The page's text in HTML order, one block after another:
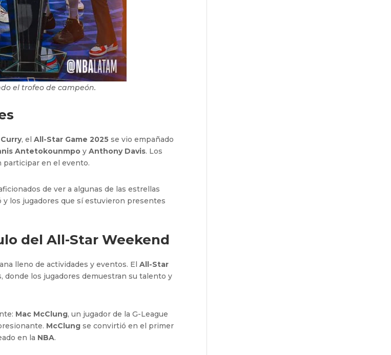
el trofeo de campeón.
Curry, elAll-Star Game 2025 se vio empañado
Antetokounmpo yAnthony Davis. Los
participar en el evento.
de ver a algunas de las estrellas
los jugadores que sí estuvieron presentes
del All-Star Weekend
lleno de actividades y eventos. ElAll-Star
donde los jugadores demuestran su talento y
Mac McClung, un jugador de la G-League
McClung se convirtió en el primer
en la NBA.